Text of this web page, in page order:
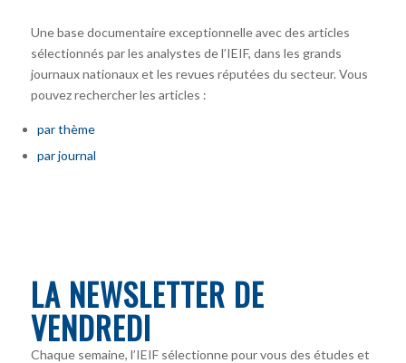
Une base documentaire exceptionnelle avec des articles
sélectionnés par les analystes de l’IEIF, dans les grands
journaux nationaux et les revues réputées du secteur. Vous
pouvez rechercher les articles :
par thème
par journal
LA NEWSLETTER DE
VENDREDI
Chaque semaine, l’IEIF sélectionne pour vous des études et